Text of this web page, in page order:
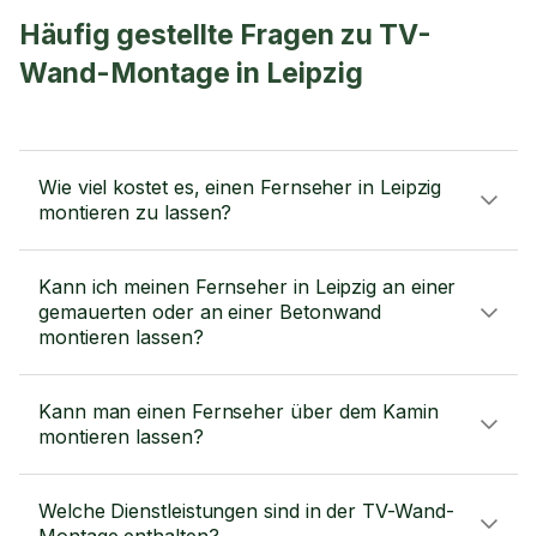
Häufig gestellte Fragen zu TV-
Wand-Montage in Leipzig
Wie viel kostet es, einen Fernseher in Leipzig
montieren zu lassen?
Kann ich meinen Fernseher in Leipzig an einer
gemauerten oder an einer Betonwand
montieren lassen?
Kann man einen Fernseher über dem Kamin
montieren lassen?
Welche Dienstleistungen sind in der TV-Wand-